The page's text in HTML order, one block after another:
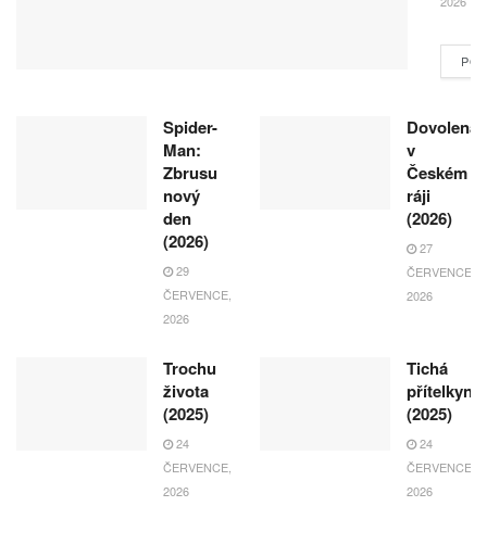
Spider-
Man:
Zbrusu
nový
den
(2026)
29
ČERVENCE,
2026
Dovolená
v
Českém
ráji
(2026)
27
ČERVENCE,
2026
Trochu
života
(2025)
24
ČERVENCE,
2026
Tichá
přítelkyně
(2025)
24
ČERVENCE,
2026